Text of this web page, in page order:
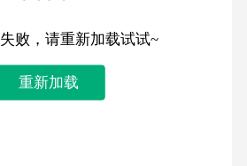
败，请重新加载试试~
重新加载